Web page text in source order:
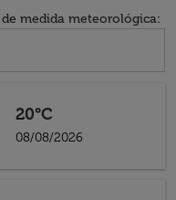
medida meteorológica:
20°C
08/08/2026